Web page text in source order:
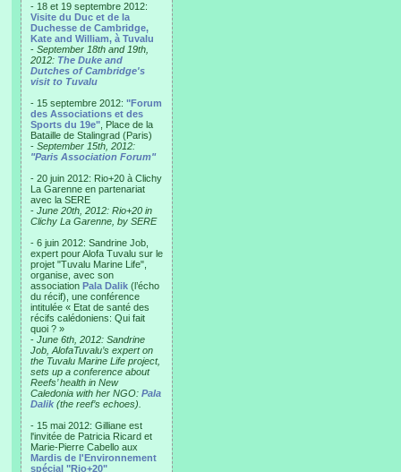
- 18 et 19 septembre 2012:
Visite du Duc et de la
Duchesse de Cambridge,
Kate and William, à Tuvalu
- September 18th and 19th,
2012: The Duke and
Dutches of Cambridge's
visit to Tuvalu
- 15 septembre 2012: "Forum
des Associations et des
Sports du 19e" , Place de la
Bataille de Stalingrad (Paris)
- September 15th, 2012:
"Paris Association Forum"
- 20 juin 2012: Rio+20 à Clichy
La Garenne en partenariat
avec la SERE
- June 20th, 2012: Rio+20 in
Clichy La Garenne, by SERE
- 6 juin 2012: Sandrine Job,
expert pour Alofa Tuvalu sur le
projet "Tuvalu Marine Life",
organise, avec son
association Pala Dalik (l’écho
du récif), une conférence
intitulée « Etat de santé des
récifs calédoniens: Qui fait
quoi ? »
- June 6th, 2012: Sandrine
Job, AlofaTuvalu’s expert on
the Tuvalu Marine Life project,
sets up a conference about
Reefs’ health in New
Caledonia with her NGO: Pala
Dalik (the reef’s echoes).
- 15 mai 2012: Gilliane est
l'invitée de Patricia Ricard et
Marie-Pierre Cabello aux
Mardis de l'Environnement
spécial "Rio+20"